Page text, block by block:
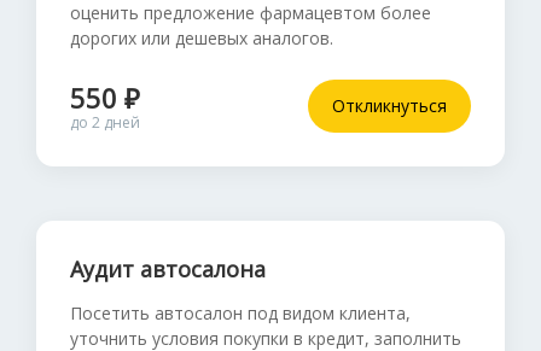
оценить предложение фармацевтом более
дорогих или дешевых аналогов.
550 ₽
до 2 дней
Откликнуться
Аудит автосалона
Посетить автосалон под видом клиента,
уточнить условия покупки в кредит, заполнить